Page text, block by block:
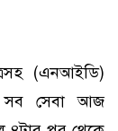
(এনআইডি)
সব সেবা আজ